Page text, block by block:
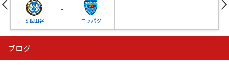
Ｓ世田谷
-
ニッパツ
ニッパツ 石人の星
ブログ